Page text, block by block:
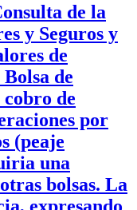
de la
y Seguros y
de
de
de
por
(peaje
una
bolsas. La
expresando